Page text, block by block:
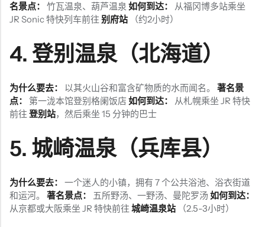
名景点：
竹瓦温泉、葫芦温泉 如何到达：
从福冈博多站乘坐
JR Sonic 特快列车前往 别府站 （约2小时）
4. 登别温泉（北海道）
为什么要去： 以其火山谷和富含矿物质的水而闻名。 著名景
点：
第一泷本馆登别格阑饭店 如何到达：
从札幌乘坐 JR 特快
前往 登别站，然后乘坐 15 分钟的巴士
5. 城崎温泉（兵库县）
为什么要去：
一个迷人的小镇，拥有 7 个公共浴池、浴衣街道
和运河。 著名景点： 五所野汤、一野汤、曼陀罗汤 如何到达：
从京都或大阪乘坐 JR 特快前往 城崎温泉站 （2.5-3小时）